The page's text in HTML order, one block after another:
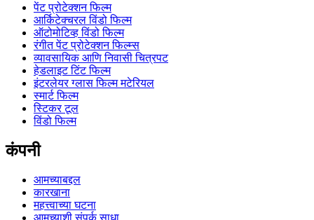
पेंट प्रोटेक्शन फिल्म
आर्किटेक्चरल विंडो फिल्म
ऑटोमोटिव्ह विंडो फिल्म
रंगीत पेंट प्रोटेक्शन फिल्म्स
व्यावसायिक आणि निवासी चित्रपट
हेडलाइट टिंट फिल्म
इंटरलेयर ग्लास फिल्म मटेरियल
स्मार्ट फिल्म
स्टिकर टूल
विंडो फिल्म
कंपनी
आमच्याबद्दल
कारखाना
महत्त्वाच्या घटना